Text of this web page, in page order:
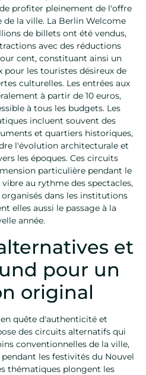
profiter pleinement de l'offre
la ville. La Berlin Welcome
de billets ont été vendus,
avec des réductions
cent, constituant ainsi un
pour les touristes désireux de
culturelles. Les entrées aux
à partir de 10 euros,
à tous les budgets. Les
incluent souvent des
et quartiers historiques,
l'évolution architecturale et
les époques. Ces circuits
particulière pendant le
au rythme des spectacles,
dans les institutions
elles aussi le passage à la
année.
et
pour un
original
quête d'authenticité et
des circuits alternatifs qui
conventionnelles de la ville,
les festivités du Nouvel
thématiques plongent les